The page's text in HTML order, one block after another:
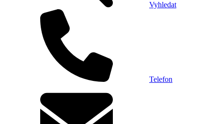
Vyhledat
Telefon